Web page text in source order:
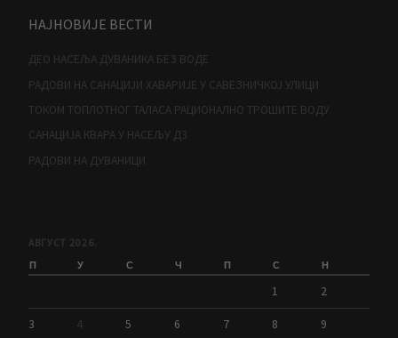
НАЈНОВИЈЕ ВЕСТИ
ДЕО НАСЕЉА ДУВАНИКА БЕЗ ВОДЕ
РАДОВИ НА САНАЦИЈИ ХАВАРИЈЕ У САВЕЗНИЧКОЈ УЛИЦИ
ТОКОМ ТОПЛОТНОГ ТАЛАСА РАЦИОНАЛНО ТРОШИТЕ ВОДУ
САНАЦИЈА КВАРА У НАСЕЉУ Д3
РАДОВИ НА ДУВАНИЦИ
АВГУСТ 2026.
П У С Ч П С Н
1 2
3 4 5 6 7 8 9